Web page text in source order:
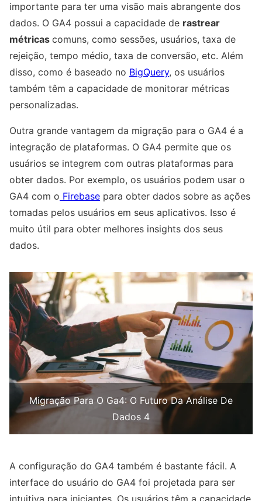
importante para ter uma visão mais abrangente dos
dados. O GA4 possui a capacidade de rastrear
métricas comuns, como sessões, usuários, taxa de
rejeição, tempo médio, taxa de conversão, etc. Além
disso, como é baseado no BigQuery, os usuários
também têm a capacidade de monitorar métricas
personalizadas.
Outra grande vantagem da migração para o GA4 é a
integração de plataformas. O GA4 permite que os
usuários se integrem com outras plataformas para
obter dados. Por exemplo, os usuários podem usar o
GA4 com o Firebase para obter dados sobre as ações
tomadas pelos usuários em seus aplicativos. Isso é
muito útil para obter melhores insights dos seus
dados.
Migração Para O Ga4: O Futuro Da Análise De
Dados 4
A configuração do GA4 também é bastante fácil. A
interface do usuário do GA4 foi projetada para ser